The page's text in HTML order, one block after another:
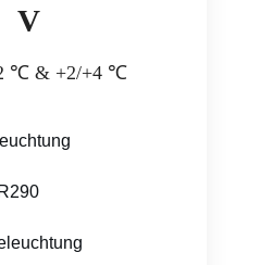
V
℃ & +2/+4 ℃